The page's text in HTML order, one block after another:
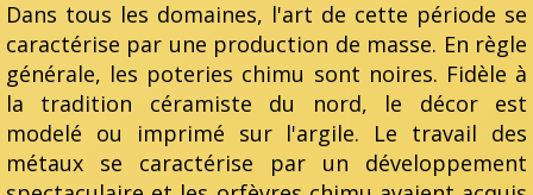
Dans tous les domaines, l'art de cette période se
caractérise par une production de masse. En règle
générale, les poteries chimu sont noires. Fidèle à
la tradition céramiste du nord, le décor est
modelé ou imprimé sur l'argile. Le travail des
métaux se caractérise par un développement